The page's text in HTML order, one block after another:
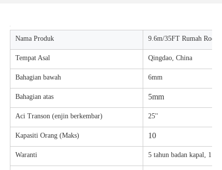
Nama Produk 9.6m/35FT Rumah Roda
Tempat Asal Qingdao, China
Bahagian bawah 6mm
Bahagian atas 5mm
Aci Transon (enjin berkembar) 25''
Kapasiti Orang (Maks) 10
Waranti 5 tahun badan kapal, 1